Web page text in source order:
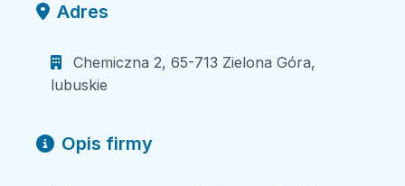
Adres
Chemiczna 2, 65-713 Zielona Góra,
lubuskie
Opis firmy